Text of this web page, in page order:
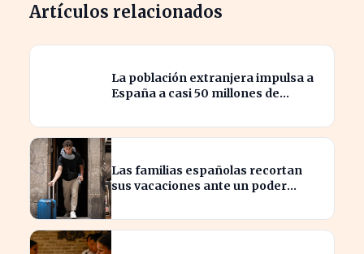
Artículos relacionados
La población extranjera impulsa a
España a casi 50 millones de
Las familias españolas recortan
sus vacaciones ante un poder